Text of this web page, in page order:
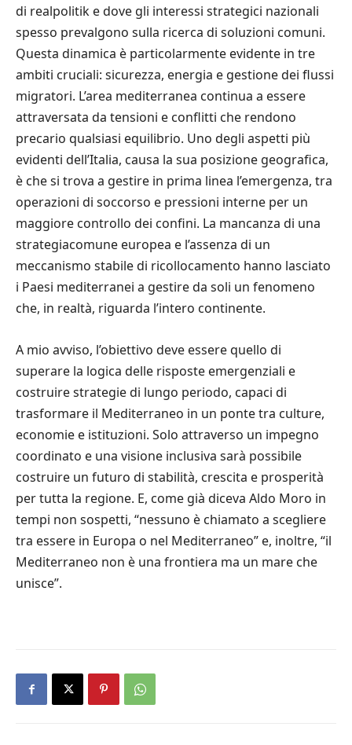
di realpolitik e dove gli interessi strategici nazionali
spesso prevalgono sulla ricerca di soluzioni comuni.
Questa dinamica è particolarmente evidente in tre
ambiti cruciali: sicurezza, energia e gestione dei flussi
migratori. L’area mediterranea continua a essere
attraversata da tensioni e conflitti che rendono
precario qualsiasi equilibrio. Uno degli aspetti più
evidenti dell’Italia, causa la sua posizione geografica,
è che si trova a gestire in prima linea l’emergenza, tra
operazioni di soccorso e pressioni interne per un
maggiore controllo dei confini. La mancanza di una
strategiacomune europea e l’assenza di un
meccanismo stabile di ricollocamento hanno lasciato
i Paesi mediterranei a gestire da soli un fenomeno
che, in realtà, riguarda l’intero continente.
A mio avviso, l’obiettivo deve essere quello di
superare la logica delle risposte emergenziali e
costruire strategie di lungo periodo, capaci di
trasformare il Mediterraneo in un ponte tra culture,
economie e istituzioni. Solo attraverso un impegno
coordinato e una visione inclusiva sarà possibile
costruire un futuro di stabilità, crescita e prosperità
per tutta la regione. E, come già diceva Aldo Moro in
tempi non sospetti, “nessuno è chiamato a scegliere
tra essere in Europa o nel Mediterraneo” e, inoltre, “il
Mediterraneo non è una frontiera ma un mare che
unisce”.